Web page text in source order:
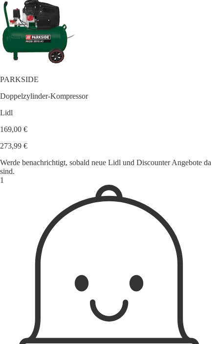
PARKSIDE
Doppelzylinder-Kompressor
Lidl
169,00 €
273,99 €
Werde benachrichtigt, sobald neue Lidl und Discounter Angebote da
sind.
1